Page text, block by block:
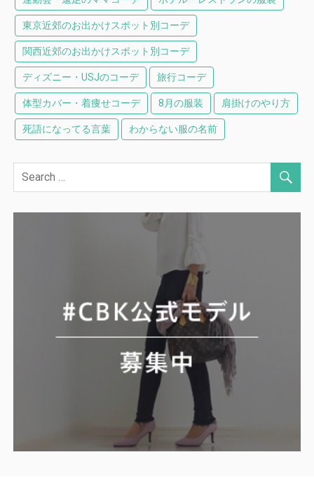
東京近郊のお出かけスポット別コーデ
関西近郊のお出かけスポット別コーデ
ディズニー・USJのコーデ 旅行コーデ
体型カバー・着痩せコーデ 8月の服装 肩掛けのやり方
死語になってる言葉 わからない服の名前